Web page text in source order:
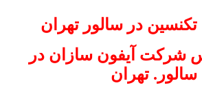
تکنسین در سالور تهران
شرکت آیفون سازان در
سالور. تهران